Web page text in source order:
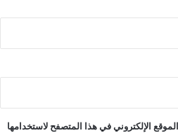
الإلكتروني في هذا المتصفح لاستخدامها